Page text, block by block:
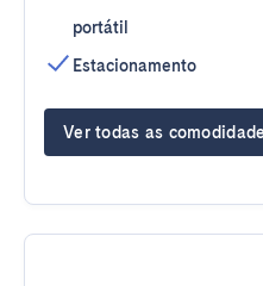
portátil
Estacionamento
Ver todas as